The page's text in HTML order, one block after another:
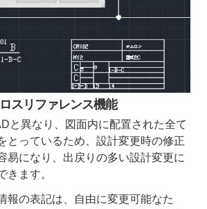
スリファレンス機能
と異なり、図面内に配置された全て
とっているため、設計変更時の修正
易になり、出戻りの多い設計変更に
きます。
報の表記は、自由に変更可能なた